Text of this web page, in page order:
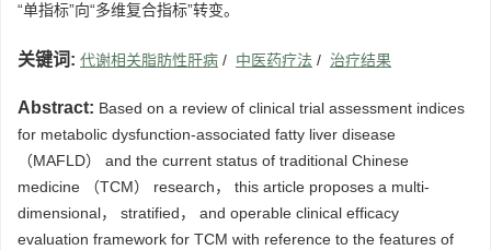
“单指标”向“多维复合指标”转变。
关键词: 代谢相关脂肪性肝病 / 中医药疗法 / 治疗结果
Abstract: Based on a review of clinical trial assessment indices
for metabolic dysfunction-associated fatty liver disease
（MAFLD） and the current status of traditional Chinese
medicine （TCM） research， this article proposes a multi-
dimensional， stratified， and operable clinical efficacy
evaluation framework for TCM with reference to the features of